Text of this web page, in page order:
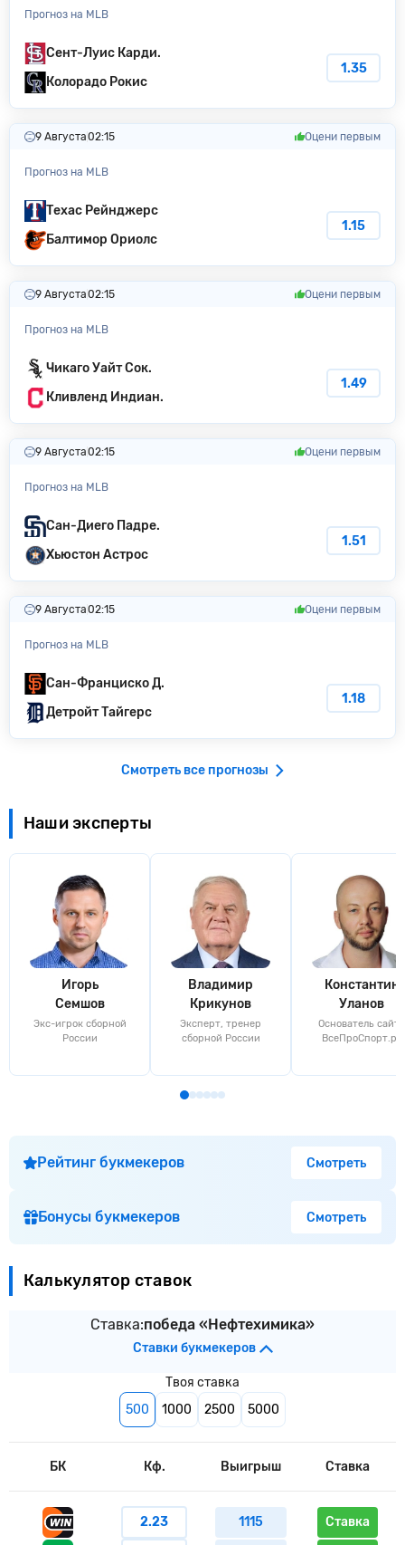
Прогноз на MLB
Сент-Луис Карди.
Колорадо Poкиc
1.35
9 Августа02:15 Оцени первым
Прогноз на MLB
Техас Рейнджерс
Балтимор Ориолс
1.15
9 Августа02:15 Оцени первым
Прогноз на MLB
Чикаго Уайт Сок.
Кливленд Индиан.
1.49
9 Августа02:15 Оцени первым
Прогноз на MLB
Сан-Диего Падре.
Хьюстон Астрос
1.51
9 Августа02:15 Оцени первым
Прогноз на MLB
Сан-Франциско Д.
Детройт Тайгерс
1.18
Смотреть все прогнозы
Наши эксперты
Игорь
Семшов
Экс-игрок сборной
России
Владимир
Крикунов
Эксперт, тренер
сборной России
Константин
Уланов
Основатель сайта
ВсеПроСпорт.ру
Рейтинг букмекеров Смотреть
Бонусы букмекеров Смотреть
Калькулятор ставок
Ставка:победа «Нефтехимика»
Ставки букмекеров
Твоя ставка
500
1000 2500 5000
БК Кф. Выигрыш Ставка
2.23 1115 Ставка